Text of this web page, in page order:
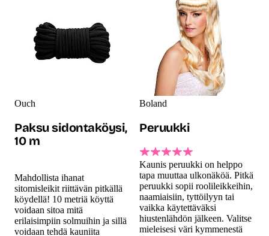
Ouch
Paksu sidontaköysi,
10 m
Mahdollista ihanat
sitomisleikit riittävän pitkällä
köydellä! 10 metriä köyttä
voidaan sitoa mitä
erilaisimpiin solmuihin ja sillä
voidaan tehdä kauniita
Boland
Peruukki
Kaunis peruukki on helppo
tapa muuttaa ulkonäköä. Pitkä
peruukki sopii roolileikkeihin,
naamiaisiin, tyttöilyyn tai
vaikka käytettäväksi
hiustenlähdön jälkeen. Valitse
mieleisesi väri kymmenestä